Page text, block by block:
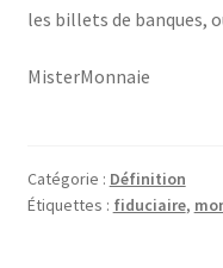
les billets de banques,
MisterMonnaie
Catégorie : Définition
Étiquettes : fiduciaire,